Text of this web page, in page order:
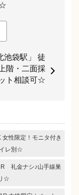
池袋駅」 徒
階・二面採
ト相談可☆
女性限定！モニタ付き
イレ別☆
礼金ナシ♪山手線巣
☆